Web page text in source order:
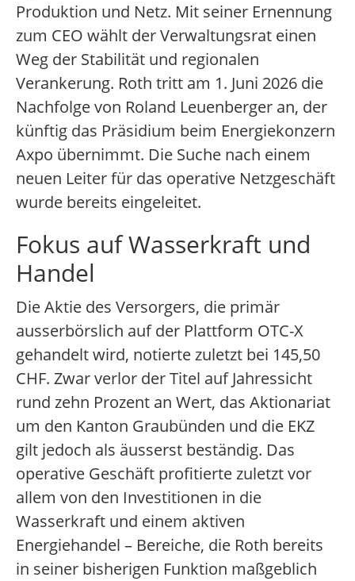
Produktion und Netz. Mit seiner Ernennung
zum CEO wählt der Verwaltungsrat einen
Weg der Stabilität und regionalen
Verankerung. Roth tritt am 1. Juni 2026 die
Nachfolge von Roland Leuenberger an, der
künftig das Präsidium beim Energiekonzern
Axpo übernimmt. Die Suche nach einem
neuen Leiter für das operative Netzgeschäft
wurde bereits eingeleitet.
Fokus auf Wasserkraft und
Handel
Die Aktie des Versorgers, die primär
ausserbörslich auf der Plattform OTC-X
gehandelt wird, notierte zuletzt bei 145,50
CHF. Zwar verlor der Titel auf Jahressicht
rund zehn Prozent an Wert, das Aktionariat
um den Kanton Graubünden und die EKZ
gilt jedoch als äusserst beständig. Das
operative Geschäft profitierte zuletzt vor
allem von den Investitionen in die
Wasserkraft und einem aktiven
Energiehandel – Bereiche, die Roth bereits
in seiner bisherigen Funktion maßgeblich